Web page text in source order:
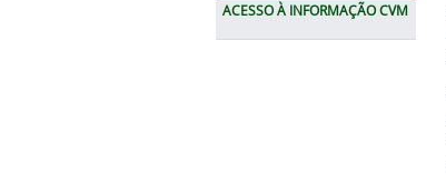
ACESSO À INFORMAÇÃO CVM